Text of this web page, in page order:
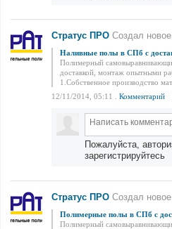
Стратус ПРО Создал
Наливные полы в СПб с
Полимерный
доставкой, монтаж опытными
1.Собственное производство
12/11/2014, 05:11
Комментарий
Пожалуйста,
зарегистрируйтесь
Стратус ПРО Создал
Полимерные полы в СПб с
Полимерный